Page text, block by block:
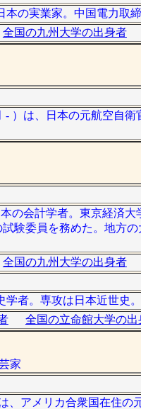
の実業家。中国電力取
全国の九州大学の出身者
）は、日本の元航空自
の会計学者。東京経済
験委員を務めた。地方
全国の九州大学の出身者
者。専攻は日本近世史
全国の立命館大学の出
家
、アメリカ合衆国在住